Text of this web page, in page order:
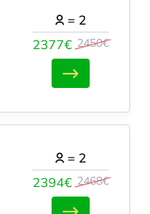
2377€ 2450€
= 2
2394€ 2468€
= 2